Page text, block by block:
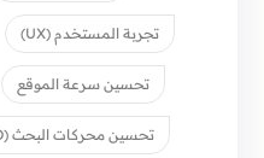
تجربة المستخدم (UX)
تحسين سرعة الموقع
تحسين محركات البحث (SEO)